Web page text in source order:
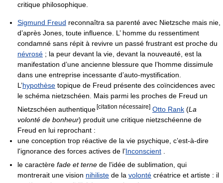
critique philosophique.
Sigmund Freud reconnaîtra sa parenté avec Nietzsche mais nie,
d’après Jones, toute influence. L’ homme du ressentiment
condamné sans répit à revivre un passé frustrant est proche du
névrosé ; la peur devant la vie, devant la nouveauté, est la
manifestation d’une ancienne blessure que l’homme dissimule
dans une entreprise incessante d’auto-mystification.
L’hypothèse topique de Freud présente des coïncidences avec
le schéma nietzschéen. Mais parmi les proches de Freud un
Nietzschéen authentique[citation nécessaire] Otto Rank (La
volonté de bonheur) produit une critique nietzschéenne de
Freud en lui reprochant :
une conception trop réactive de la vie psychique, c’est-à-dire
l'ignorance des forces actives de l’Inconscient
le caractère fade et terne de l'idée de sublimation, qui
montrerait une vision nihiliste de la volonté créatrice et artiste : il